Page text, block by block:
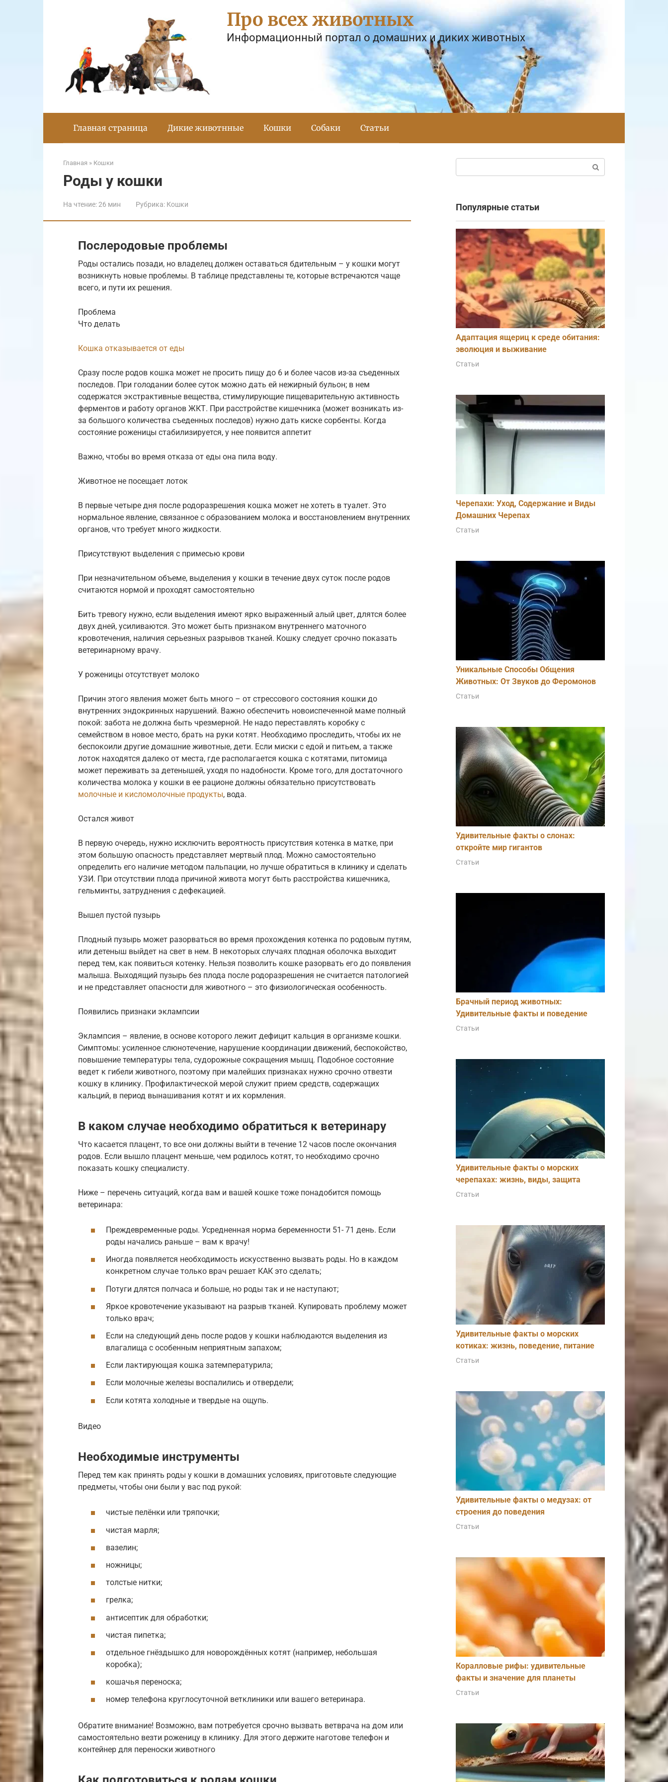
Про всех животных
Информационный портал о домашних и диких животных
Главная страница Дикие животнные Кошки Собаки Статьи
Главная » Кошки
Роды у кошки
На чтение:26 мин Рубрика: Кошки
Послеродовые проблемы
Роды остались позади, но владелец должен оставаться бдительным – у кошки могут
возникнуть новые проблемы. В таблице представлены те, которые встречаются чаще
всего, и пути их решения.
Проблема
Что делать
Кошка отказывается от еды
Сразу после родов кошка может не просить пищу до 6 и более часов из-за съеденных
последов. При голодании более суток можно дать ей нежирный бульон; в нем
содержатся экстрактивные вещества, стимулирующие пищеварительную активность
ферментов и работу органов ЖКТ. При расстройстве кишечника (может возникать из-
за большого количества съеденных последов) нужно дать киске сорбенты. Когда
состояние роженицы стабилизируется, у нее появится аппетит
Важно, чтобы во время отказа от еды она пила воду.
Животное не посещает лоток
В первые четыре дня после родоразрешения кошка может не хотеть в туалет. Это
нормальное явление, связанное с образованием молока и восстановлением внутренних
органов, что требует много жидкости.
Присутствуют выделения с примесью крови
При незначительном объеме, выделения у кошки в течение двух суток после родов
считаются нормой и проходят самостоятельно
Бить тревогу нужно, если выделения имеют ярко выраженный алый цвет, длятся более
двух дней, усиливаются. Это может быть признаком внутреннего маточного
кровотечения, наличия серьезных разрывов тканей. Кошку следует срочно показать
ветеринарному врачу.
У роженицы отсутствует молоко
Причин этого явления может быть много – от стрессового состояния кошки до
внутренних эндокринных нарушений. Важно обеспечить новоиспеченной маме полный
покой: забота не должна быть чрезмерной. Не надо переставлять коробку с
семейством в новое место, брать на руки котят. Необходимо проследить, чтобы их не
беспокоили другие домашние животные, дети. Если миски с едой и питьем, а также
лоток находятся далеко от места, где располагается кошка с котятами, питомица
может переживать за детенышей, уходя по надобности. Кроме того, для достаточного
количества молока у кошки в ее рационе должны обязательно присутствовать
молочные и кисломолочные продукты, вода.
Остался живот
В первую очередь, нужно исключить вероятность присутствия котенка в матке, при
этом большую опасность представляет мертвый плод. Можно самостоятельно
определить его наличие методом пальпации, но лучше обратиться в клинику и сделать
УЗИ. При отсутствии плода причиной живота могут быть расстройства кишечника,
гельминты, затруднения с дефекацией.
Вышел пустой пузырь
Плодный пузырь может разорваться во время прохождения котенка по родовым путям,
или детеныш выйдет на свет в нем. В некоторых случаях плодная оболочка выходит
перед тем, как появиться котенку. Нельзя позволить кошке разорвать его до появления
малыша. Выходящий пузырь без плода после родоразрешения не считается патологией
и не представляет опасности для животного – это физиологическая особенность.
Появились признаки эклампсии
Эклампсия – явление, в основе которого лежит дефицит кальция в организме кошки.
Симптомы: усиленное слюнотечение, нарушение координации движений, беспокойство,
повышение температуры тела, судорожные сокращения мышц. Подобное состояние
ведет к гибели животного, поэтому при малейших признаках нужно срочно отвезти
кошку в клинику. Профилактической мерой служит прием средств, содержащих
кальций, в период вынашивания котят и их кормления.
В каком случае необходимо обратиться к ветеринару
Что касается плацент, то все они должны выйти в течение 12 часов после окончания
родов. Если вышло плацент меньше, чем родилось котят, то необходимо срочно
показать кошку специалисту.
Ниже – перечень ситуаций, когда вам и вашей кошке тоже понадобится помощь
ветеринара:
Преждевременные роды. Усредненная норма беременности 51- 71 день. Если
роды начались раньше – вам к врачу!
Иногда появляется необходимость искусственно вызвать роды. Но в каждом
конкретном случае только врач решает КАК это сделать;
Потуги длятся полчаса и больше, но роды так и не наступают;
Яркое кровотечение указывают на разрыв тканей. Купировать проблему может
только врач;
Если на следующий день после родов у кошки наблюдаются выделения из
влагалища с особенным неприятным запахом;
Если лактирующая кошка затемпературила;
Если молочные железы воспалились и отвердели;
Если котята холодные и твердые на ощупь.
Видео
Необходимые инструменты
Перед тем как принять роды у кошки в домашних условиях, приготовьте следующие
предметы, чтобы они были у вас под рукой:
чистые пелёнки или тряпочки;
чистая марля;
вазелин;
ножницы;
толстые нитки;
грелка;
антисептик для обработки;
чистая пипетка;
отдельное гнёздышко для новорождённых котят (например, небольшая
коробка);
кошачья переноска;
номер телефона круглосуточной ветклиники или вашего ветеринара.
Обратите внимание! Возможно, вам потребуется срочно вызвать ветврача на дом или
самостоятельно везти роженицу в клинику. Для этого держите наготове телефон и
контейнер для переноски животного
Популярные статьи
Адаптация ящериц к среде обитания:
эволюция и выживание
Статьи
Черепахи: Уход, Содержание и Виды
Домашних Черепах
Статьи
Уникальные Способы Общения
Животных: От Звуков до Феромонов
Статьи
Удивительные факты о слонах:
откройте мир гигантов
Статьи
Брачный период животных:
Удивительные факты и поведение
Статьи
Удивительные факты о морских
черепахах: жизнь, виды, защита
Статьи
Удивительные факты о морских
котиках: жизнь, поведение, питание
Статьи
Удивительные факты о медузах: от
строения до поведения
Статьи
Коралловые рифы: удивительные
факты и значение для планеты
Статьи